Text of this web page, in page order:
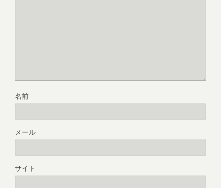
名前
メール
サイト